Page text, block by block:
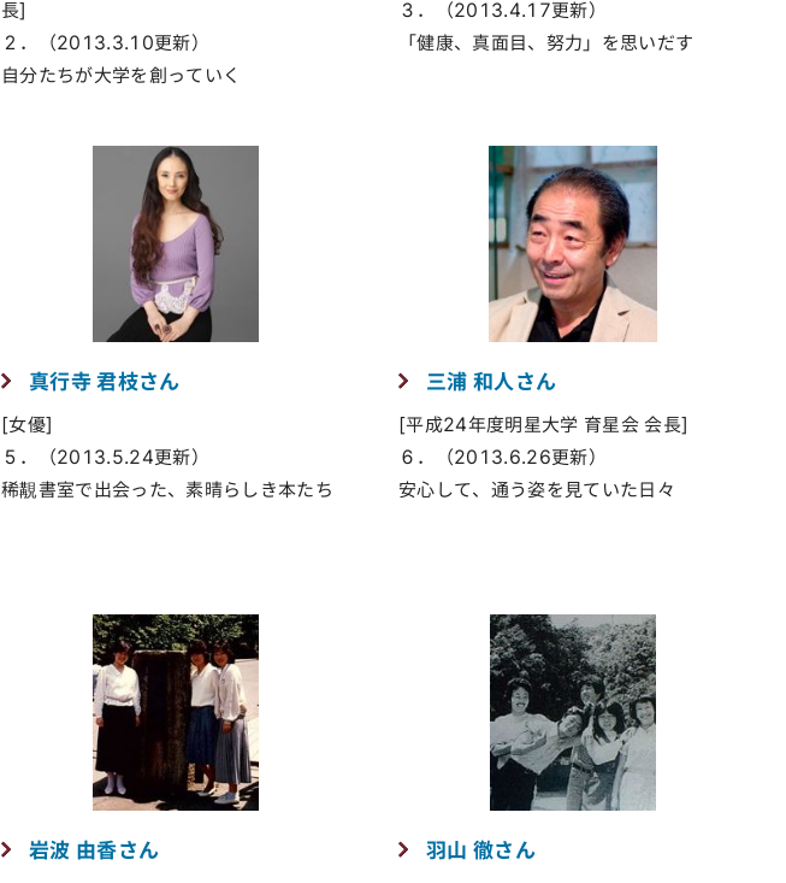
長]
２．（2013.3.10更新）
自分たちが大学を創っていく
３．（2013.4.17更新）
「健康、真面目、努力」を思いだす
真行寺 君枝さん
[女優]
５．（2013.5.24更新）
稀覯書室で出会った、素晴らしき本たち
三浦 和人さん
[平成24年度明星大学 育星会 会長]
６．（2013.6.26更新）
安心して、通う姿を見ていた日々
岩波 由香さん 羽山 徹さん